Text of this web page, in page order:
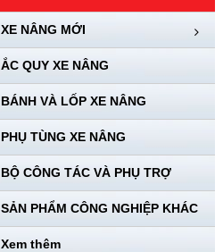
XE NÂNG MỚI
ẮC QUY XE NÂNG
BÁNH VÀ LỐP XE NÂNG
PHỤ TÙNG XE NÂNG
BỘ CÔNG TÁC VÀ PHỤ TRỢ
SẢN PHẨM CÔNG NGHIỆP KHÁC
Xem thêm